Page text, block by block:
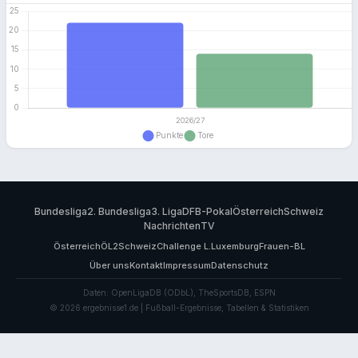
Bundesliga2. Bundesliga3. LigaDFB-PokalÖsterreichSchweiz
NachrichtenTV
ÖsterreichÖL2SchweizChallenge L. LuxemburgFrauen-BL
Über unsKontaktImpressumDatenschutz
Daten: OpenLigaDB (ODbL), TheSportsDB, ESPN
© 2026 ergebnisse1.de | Fußball-Ergebnisse, Tabellen & Statistiken